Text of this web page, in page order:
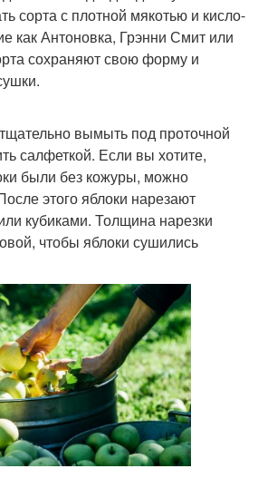
сорта с плотной мякотью и кисло-
как Антоновка, Грэнни Смит или
сохраняют свою форму и
вымыть под проточной
салфеткой. Если вы хотите,
были без кожуры, можно
этого яблоки нарезают
кубиками. Толщина нарезки
чтобы яблоки сушились